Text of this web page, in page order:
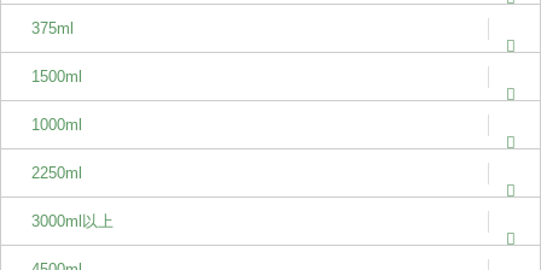
375ml
1500ml
1000ml
2250ml
3000ml以上